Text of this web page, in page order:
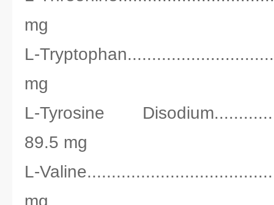
mg
L-
mg
L-Tyrosine
89.5 mg
L-
mg